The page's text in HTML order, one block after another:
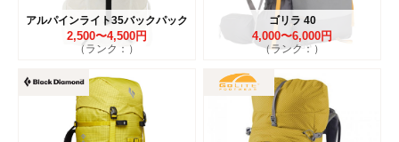
アルパインライト35バックパック
2,500〜4,500円
（ランク：）
ゴリラ 40
4,000〜6,000円
（ランク：）